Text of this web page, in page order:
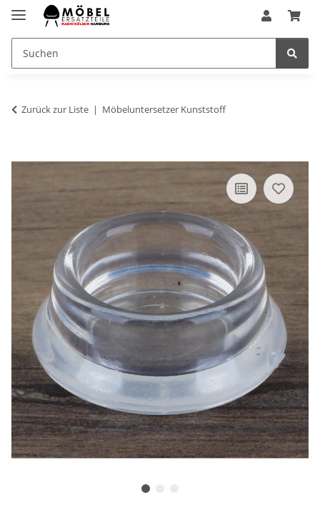
Zurück zur Liste Möbeluntersetzer Kunststoff